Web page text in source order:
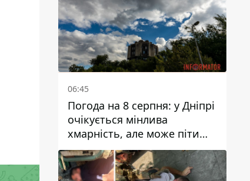
06:45
Погода на 8 серпня: у Дніпрі
очікується мінлива
хмарність, але може піти
дощ